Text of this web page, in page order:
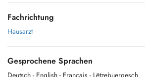
Fachrichtung
Hausarzt
Gesprochene Sprachen
Deutsch - English - Français - Lëtzebuergesch